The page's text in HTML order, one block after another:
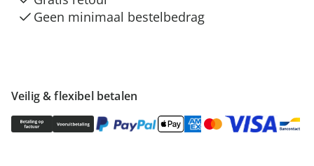
Veilig & flexibel betalen
Geen minimaal bestelbedrag